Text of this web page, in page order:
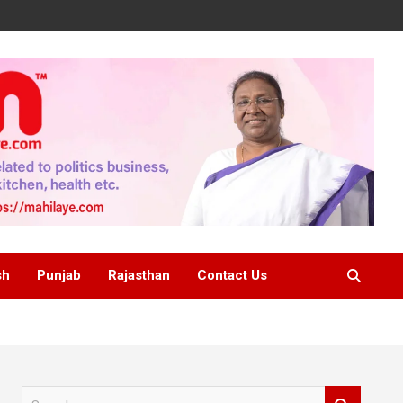
Punjab Rajasthan Contact Us